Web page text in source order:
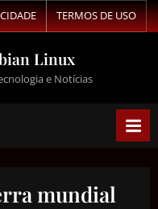
TERMOS DE USO
Linux
e Notícias
mundial